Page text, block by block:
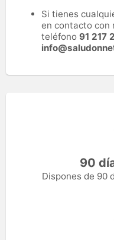
Si tienes
en contacto con
teléfono 91 217
90
Dispones de 90